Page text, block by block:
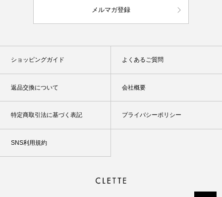
メルマガ登録
ショッピングガイド よくあるご質問
返品交換について 会社概要
特定商取引法に基づく表記 プライバシーポリシー
SNS利用規約